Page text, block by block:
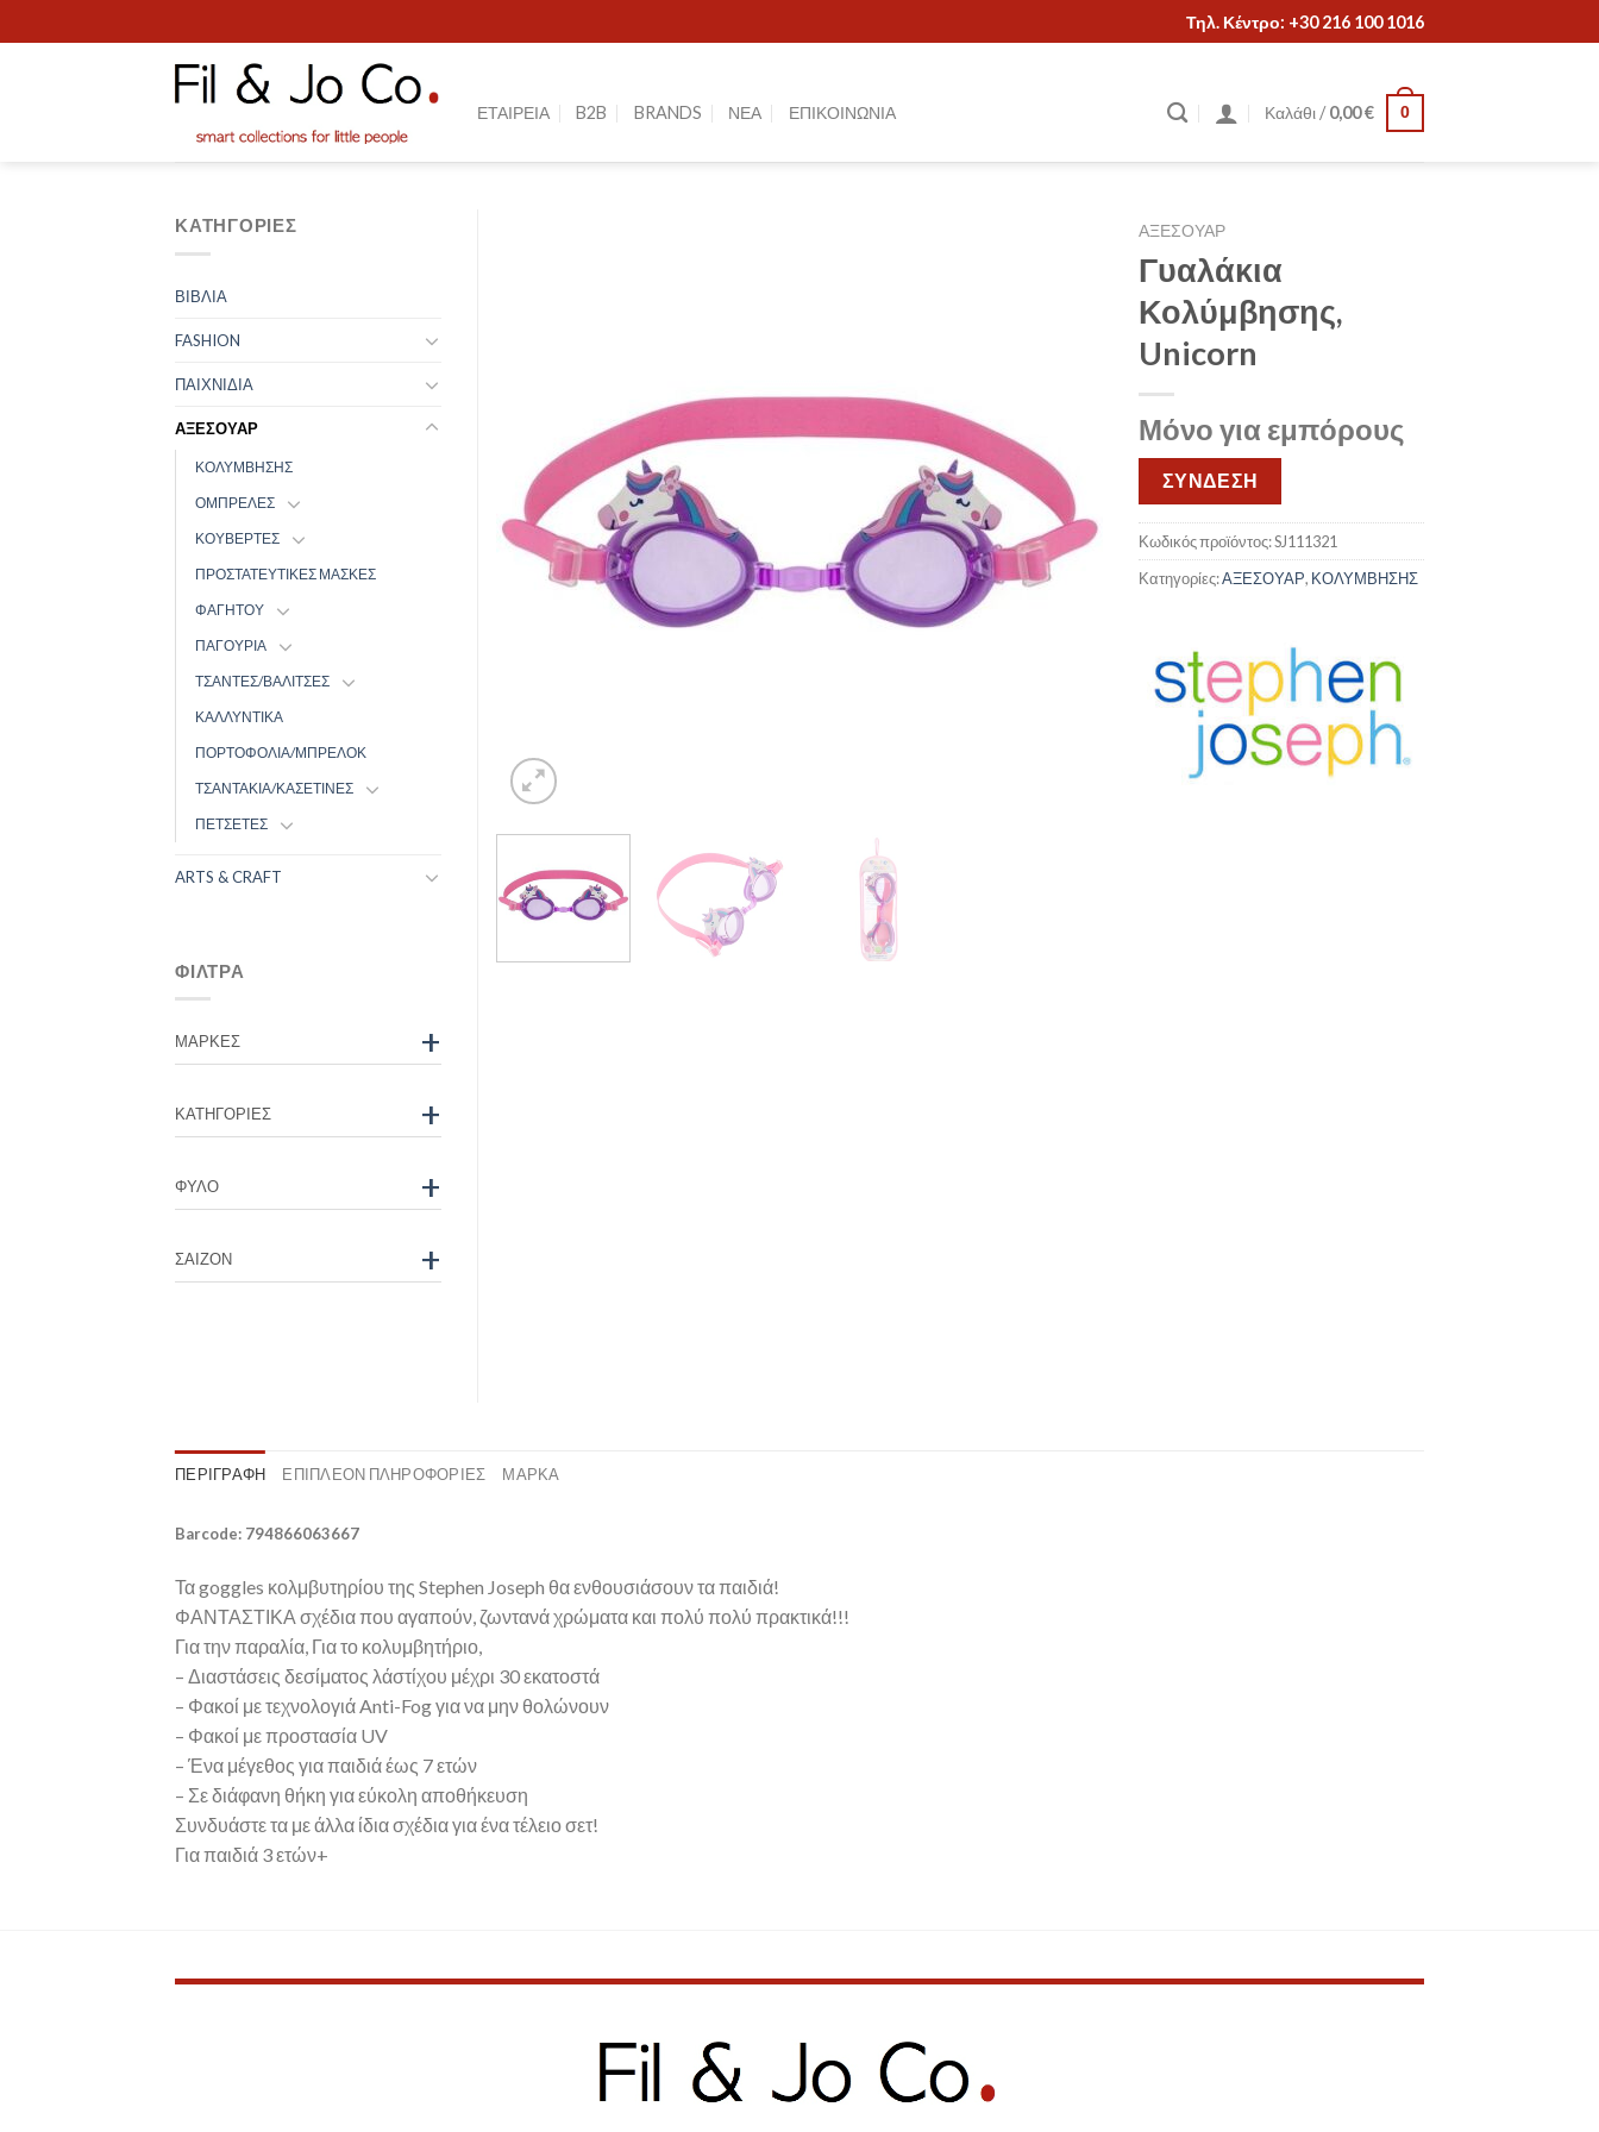
to
Τηλ. Κέντρο: +30 216 100 1016
ΕΤΑΙΡΕΙΑ B2B BRANDS ΝΕΑ ΕΠΙΚΟΙΝΩΝΙΑ Καλάθι /0,00€ 0
ΑΞΕΣΟΥΑΡ
Γυαλάκια
Κολύμβησης,
Unicorn
Μόνο για εμπόρους
ΣΥΝΔΕΣΗ
Κωδικός προϊόντος:SJ111321
Κατηγορίες:ΑΞΕΣΟΥΑΡ, ΚΟΛΥΜΒΗΣΗΣ
ΚΑΤΗΓΟΡΊΕΣ
ΒΙΒΛΙΑ
FASHION
ΠΑΙΧΝΙΔΙΑ
ΑΞΕΣΟΥΑΡ
ΚΟΛΥΜΒΗΣΗΣ
ΟΜΠΡΕΛΕΣ
ΚΟΥΒΕΡΤΕΣ
ΠΡΟΣΤΑΤΕΥΤΙΚΕΣ ΜΑΣΚΕΣ
ΦΑΓΗΤΟΥ
ΠΑΓΟΥΡΙΑ
ΤΣΑΝΤΕΣ/ΒΑΛΙΤΣΕΣ
ΚΑΛΛΥΝΤΙΚΑ
ΠΟΡΤΟΦΟΛΙΑ/ΜΠΡΕΛΟΚ
ΤΣΑΝΤΑΚΙΑ/ΚΑΣΕΤΙΝΕΣ
ΠΕΤΣΕΤΕΣ
ARTS & CRAFT
ΦΊΛΤΡΑ
ΜΆΡΚΕΣ +
ΚΑΤΗΓΟΡΊΕΣ +
ΦΎΛΟ +
ΣΑΙΖΌΝ +
ΠΕΡΙΓΡΑΦΉ ΕΠΙΠΛΈΟΝ ΠΛΗΡΟΦΟΡΊΕΣ ΜΆΡΚΑ
Barcode: 794866063667
Τα goggles κολμβυτηρίου της Stephen Joseph θα ενθουσιάσουν τα παιδιά!
ΦΑΝΤΑΣΤΙΚΑ σχέδια που αγαπούν, ζωντανά χρώματα και πολύ πολύ πρακτικά!!!
Για την παραλία, Για το κολυμβητήριο,
– Διαστάσεις δεσίματος λάστίχου μέχρι 30 εκατοστά
– Φακοί με τεχνολογιά Anti-Fog για να μην θολώνουν
– Φακοί με προστασία UV
– Ένα μέγεθος για παιδιά έως 7 ετών
– Σε διάφανη θήκη για εύκολη αποθήκευση
Συνδυάστε τα με άλλα ίδια σχέδια για ένα τέλειο σετ!
Για παιδιά 3 ετών+